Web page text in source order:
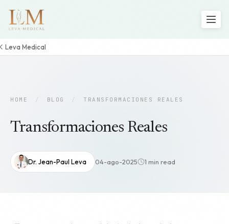
Leva Medical
HOME / BLOG / TRANSFORMACIONES REALES
Transformaciones Reales
Dr. Jean-Paul Leva 04-ago-2025 1 min read